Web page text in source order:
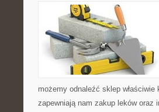
możemy odnaleźć sklep
zapewniają nam zakup leków oraz